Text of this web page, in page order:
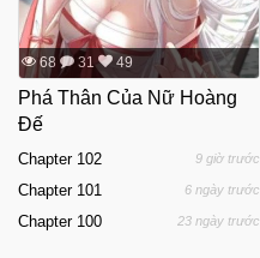
68 31 49
Phá Thân Của Nữ Hoàng
Đế
Chapter 102 9 giờ trước
Chapter 101 6 ngày trước
Chapter 100 23 ngày trước